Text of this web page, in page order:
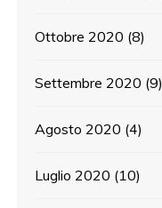
Ottobre 2020 (8)
Settembre 2020 (9)
Agosto 2020 (4)
Luglio 2020 (10)